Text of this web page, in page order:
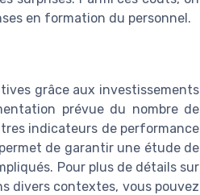
en formation du personnel.
grâce aux investissements
prévue du nombre de
indicateurs de performance
de garantir une étude de
Pour plus de détails sur
divers contextes, vous pouvez